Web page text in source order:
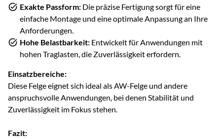
Exakte Passform: Die präzise Fertigung sorgt für eine
einfache Montage und eine optimale Anpassung an Ihre
Anforderungen.
Hohe Belastbarkeit: Entwickelt für Anwendungen mit
hohen Traglasten, die Zuverlässigkeit erfordern.
Einsatzbereiche:
Diese Felge eignet sich ideal als AW-Felge und andere
anspruchsvolle Anwendungen, bei denen Stabilität und
Zuverlässigkeit im Fokus stehen.
Fazit: